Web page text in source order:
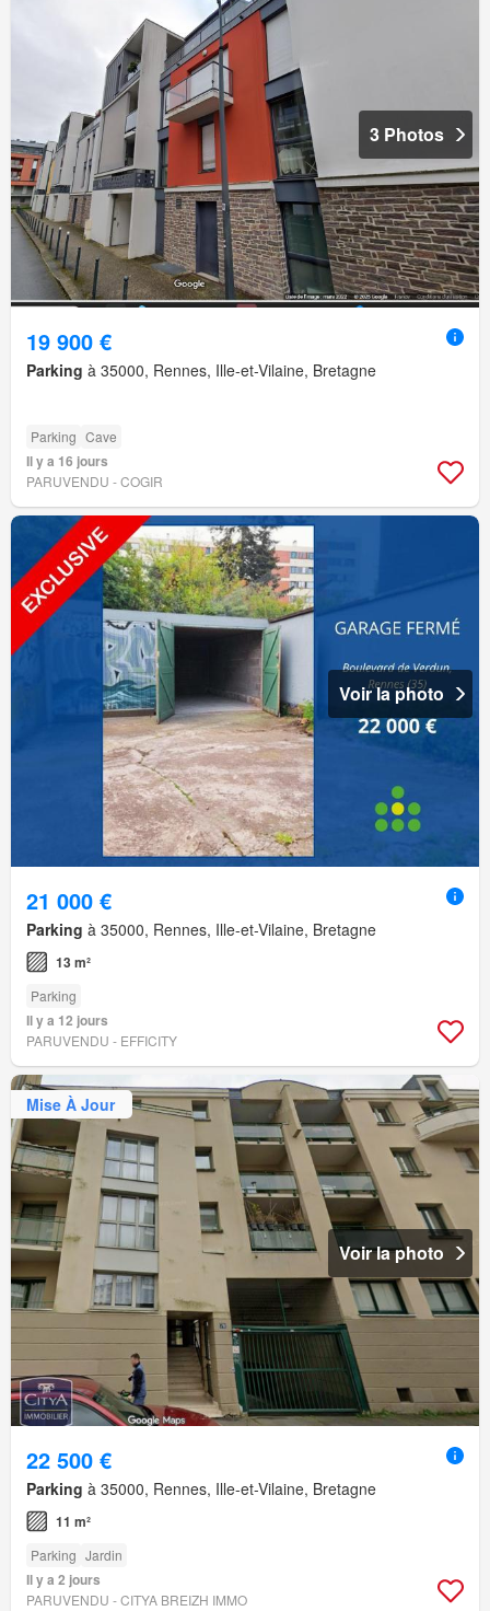
3 Photos
19 900 €
Parking à 35000, Rennes, Ille-et-Vilaine, Bretagne
Parking Cave
Il y a 16 jours
PARUVENDU - COGIR
Voir la photo
21 000 €
Parking à 35000, Rennes, Ille-et-Vilaine, Bretagne
13 m²
Parking
Il y a 12 jours
PARUVENDU - EFFICITY
Mise À Jour
Voir la photo
22 500 €
Parking à 35000, Rennes, Ille-et-Vilaine, Bretagne
11 m²
Parking Jardin
Il y a 2 jours
PARUVENDU - CITYA BREIZH IMMO